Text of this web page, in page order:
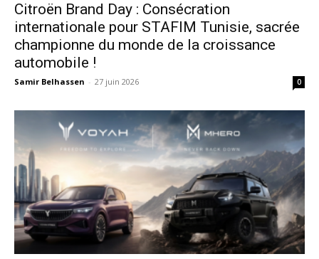
Citroën Brand Day : Consécration
internationale pour STAFIM Tunisie, sacrée
championne du monde de la croissance
automobile !
Samir Belhassen - 27 juin 2026 0